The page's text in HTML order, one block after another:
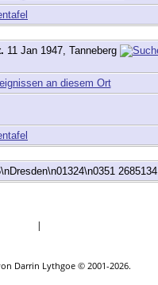
11 Jan 1947, Tanneberg
2685134.
|
Darrin Lythgoe © 2001-2026.